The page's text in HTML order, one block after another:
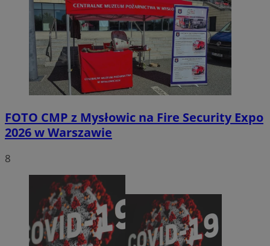
FOTO CMP z Mysłowic na Fire Security Expo
2026 w Warszawie
8